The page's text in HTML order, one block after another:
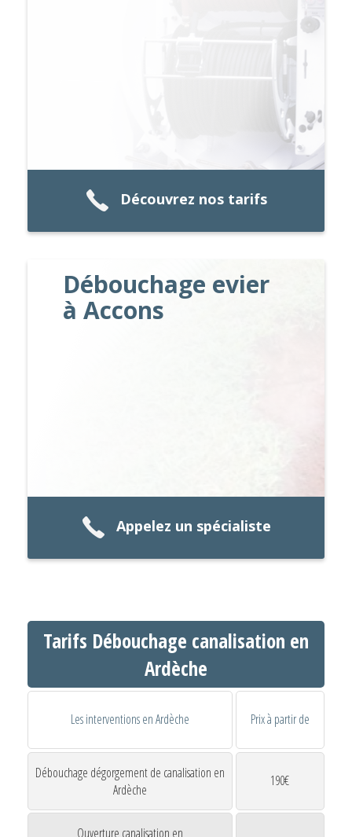
Découvrez nos tarifs
Débouchage evier
à Accons
Appelez un spécialiste
Tarifs Débouchage canalisation en
Ardèche
Les interventions en Ardèche Prix à partir de
Débouchage dégorgement de canalisation en
Ardèche
190€
Ouverture canalisation en